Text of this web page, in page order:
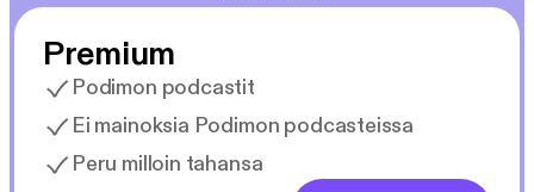
Premium
Podimon podcastit
Ei mainoksia Podimon podcasteissa
Peru milloin tahansa